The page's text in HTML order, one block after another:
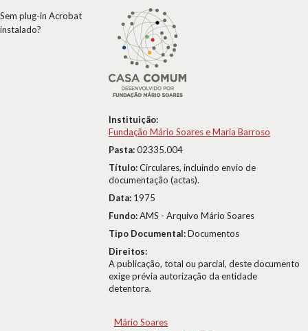
Instituição:
Fundação Mário Soares e Maria Barroso
Pasta:02335.004
Título:Circulares, incluindo envio de
documentação (actas).
Data: 1975
Fundo:AMS - Arquivo Mário Soares
Tipo Documental:Documentos
Direitos:
A publicação, total ou parcial, deste documento
exige prévia autorização da entidade
detentora.
Mário Soares
Sem plug-in Acrobat
instalado?